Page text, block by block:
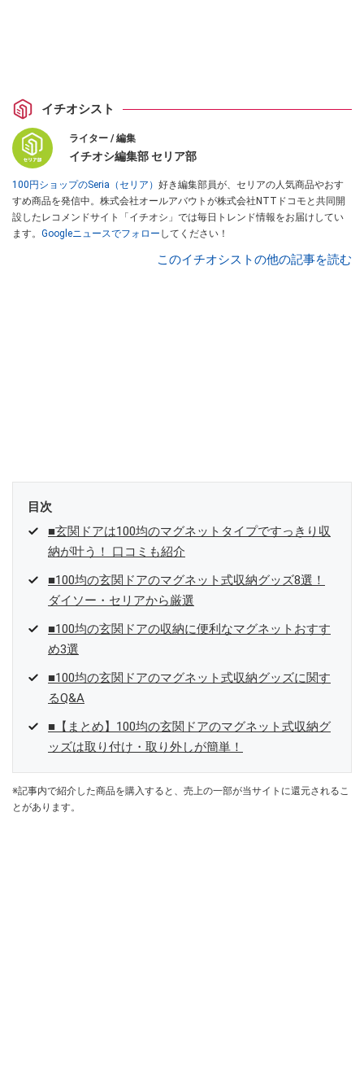
イチオシスト
ライター / 編集
イチオシ編集部 セリア部
100円ショップのSeria（セリア） 好き編集部員が、セリアの人気商品やおす
すめ商品を発信中。株式会社オールアバウトが株式会社NTTドコモと共同開
設したレコメンドサイト「イチオシ」では毎日トレンド情報をお届けしてい
ます。 Googleニュースでフォロー してください！
このイチオシストの他の記事を読む
目次
■玄関ドアは100均のマグネットタイプですっきり収
納が叶う！ 口コミも紹介
■100均の玄関ドアのマグネット式収納グッズ8選！
ダイソー・セリアから厳選
■100均の玄関ドアの収納に便利なマグネットおすす
め3選
■100均の玄関ドアのマグネット式収納グッズに関す
るQ&A
■【まとめ】100均の玄関ドアのマグネット式収納グ
ッズは取り付け・取り外しが簡単！
※記事内で紹介した商品を購入すると、売上の一部が当サイトに還元されるこ
とがあります。